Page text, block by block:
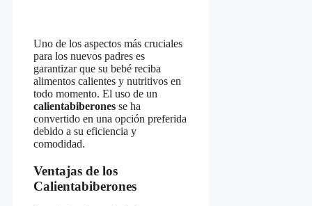
Uno de los aspectos más cruciales
para los nuevos padres es
garantizar que su bebé reciba
alimentos calientes y nutritivos en
todo momento. El uso de un
calientabiberones se ha
convertido en una opción preferida
debido a su eficiencia y
comodidad.
Ventajas de los
Calientabiberones